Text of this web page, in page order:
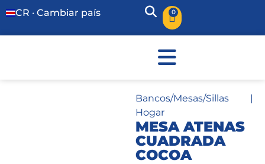
CR · Cambiar país 0
Bancos/Mesas/Sillas|
Hogar
MESA ATENAS
CUADRADA
COCOA